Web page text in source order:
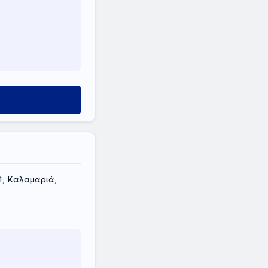
Καλαμαριά,